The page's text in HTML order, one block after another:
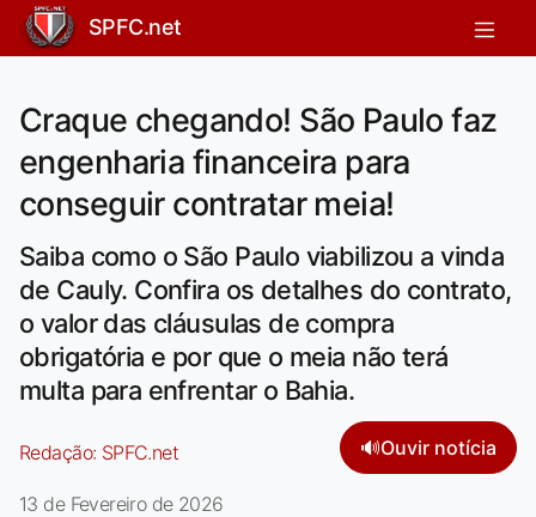
SPFC.net
Craque chegando! São Paulo faz
engenharia financeira para
conseguir contratar meia!
Saiba como o São Paulo viabilizou a vinda
de Cauly. Confira os detalhes do contrato,
o valor das cláusulas de compra
obrigatória e por que o meia não terá
multa para enfrentar o Bahia.
Redação: SPFC.net 🔊Ouvir notícia
13 de Fevereiro de 2026